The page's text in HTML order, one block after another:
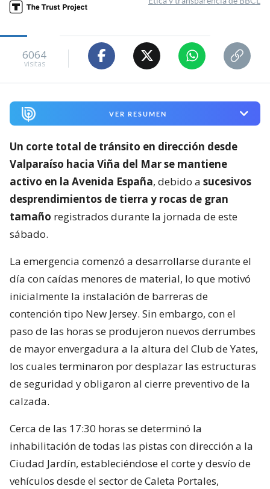
6064
visitas
VER RESUMEN
Un corte total de tránsito en dirección desde
Valparaíso hacia Viña del Mar se mantiene
activo en la Avenida España, debido a sucesivos
desprendimientos de tierra y rocas de gran
tamaño registrados durante la jornada de este
sábado.
La emergencia comenzó a desarrollarse durante el
día con caídas menores de material, lo que motivó
inicialmente la instalación de barreras de
contención tipo New Jersey. Sin embargo, con el
paso de las horas se produjeron nuevos derrumbes
de mayor envergadura a la altura del Club de Yates,
los cuales terminaron por desplazar las estructuras
de seguridad y obligaron al cierre preventivo de la
calzada.
Cerca de las 17:30 horas se determinó la
inhabilitación de todas las pistas con dirección a la
Ciudad Jardín, estableciéndose el corte y desvío de
vehículos desde el sector de Caleta Portales,